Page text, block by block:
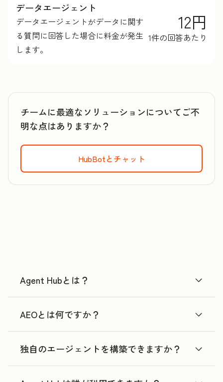
データエージェント
データエージェントがデータに関す
る質問に回答した場合に料金が発生
します。
12円
1件の回答あたり
チームに最適なソリューションについてご不
明な点はありますか？
HubBotとチャット
Agent Hubとは？
AEOとは何ですか？
独自のエージェントを構築できますか？